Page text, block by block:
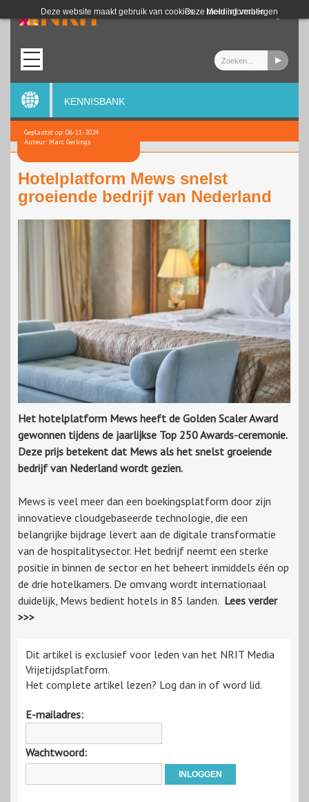
Deze website maakt gebruik van cookies. Meer informatie
Deze melding verbergen
Login
KENNISBANK
Geplaatst op: 06-11-2024
Auteur: Marc Gerlings
Hotelplatform Mews snelst
groeiende bedrijf van Nederland
Het hotelplatform Mews heeft de Golden Scaler Award
gewonnen tijdens de jaarlijkse Top 250 Awards-ceremonie.
Deze prijs betekent dat Mews als het snelst groeiende
bedrijf van Nederland wordt gezien.
Mews is veel meer dan een boekingsplatform door zijn
innovatieve cloudgebaseerde technologie, die een
belangrijke bijdrage levert aan de digitale transformatie
van de hospitalitysector. Het bedrijf neemt een sterke
positie in binnen de sector en het beheert inmiddels één op
de drie hotelkamers. De omvang wordt internationaal
duidelijk, Mews bedient hotels in 85 landen. Lees verder
>>>
Dit artikel is exclusief voor leden van het NRIT Media
Vrijetijdsplatform.
Het complete artikel lezen? Log dan in of word lid.
E-mailadres:
Wachtwoord: